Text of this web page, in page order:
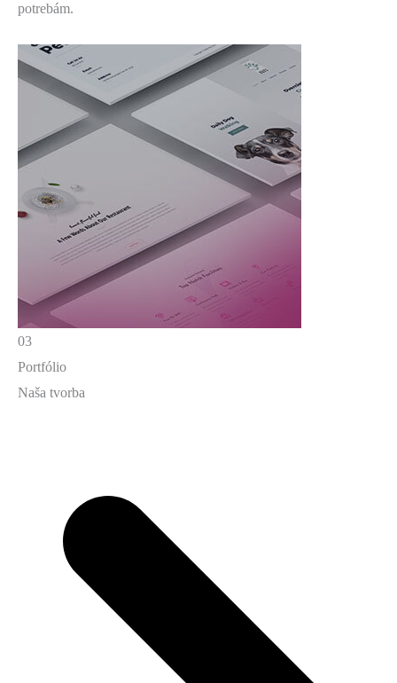
potrebám.
03
Portfólio
Naša tvorba